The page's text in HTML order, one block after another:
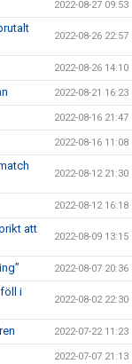
2022-08-27 09:53
2022-08-26 22:57
2022-08-26 14:10
2022-08-21 16:23
2022-08-16 21:47
2022-08-16 11:08
2022-08-12 21:30
2022-08-12 16:18
att
2022-08-09 13:15
2022-08-07 20:36
i
2022-08-02 22:30
2022-07-22 11:23
2022-07-07 21:13